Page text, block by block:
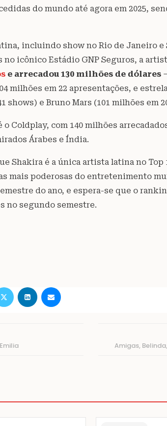
do mundo até agora em 2025,
incluindo show no Rio de Janeiro e
icônico Estádio GNP Seguros, a
e arrecadou 130 milhões de dólares
milhões em 22 apresentações, e
shows) e Bruno Mars (101 milhões em
Coldplay, com 140 milhões
Árabes e Índia.
Shakira é a única artista latina no
mais poderosas do entretenimento
do ano, e espera-se que o
no segundo semestre.
Amigas,